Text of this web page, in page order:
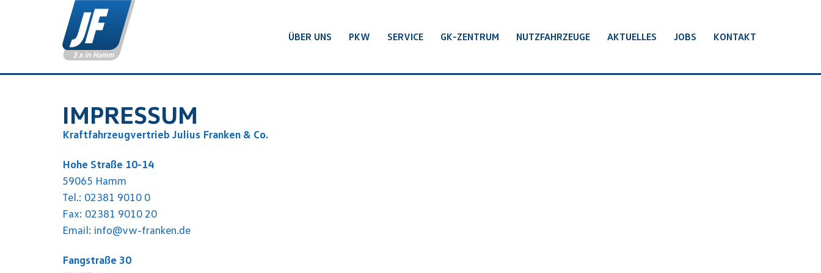
ÜBER UNS PKW SERVICE GK-ZENTRUM NUTZFAHRZEUGE AKTUELLES JOBS KONTAKT
IMPRESSUM
Kraftfahrzeugvertrieb Julius Franken & Co.
Hohe Straße 10-14
59065 Hamm
Tel.: 02381 9010 0
Fax: 02381 9010 20
Email: info@vw-franken.de
Fangstraße 30